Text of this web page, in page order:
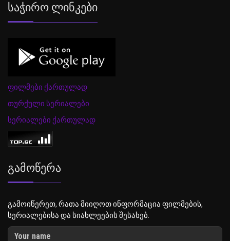
Საჭირო Ლინკები
ფილმები ქართულად
თურქული სერიალები
სერიალები ქართულად
Გამოწერა
გამოიწერეთ, რათა მიიღოთ ინფორმაცია ფილმების,
სერიალებისა და სიახლეების შესახებ.